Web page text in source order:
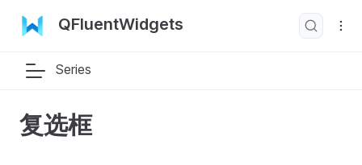
QFluentWidgets
Series
复选框